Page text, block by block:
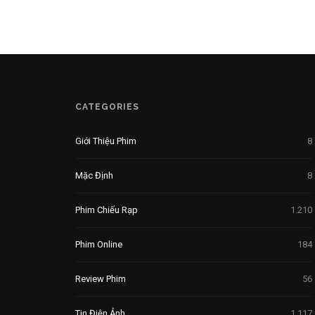
CATEGORIES
Giới Thiệu Phim 8
Mặc Định 8
Phim Chiếu Rạp 1.210
Phim Online 184
Review Phim 56